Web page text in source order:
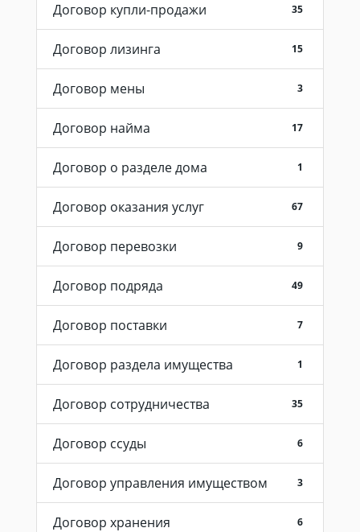
Договор купли-продажи 35
Договор лизинга 15
Договор мены 3
Договор найма 17
Договор о разделе дома 1
Договор оказания услуг 67
Договор перевозки 9
Договор подряда 49
Договор поставки 7
Договор раздела имущества 1
Договор сотрудничества 35
Договор ссуды 6
Договор управления имуществом 3
Договор хранения 6